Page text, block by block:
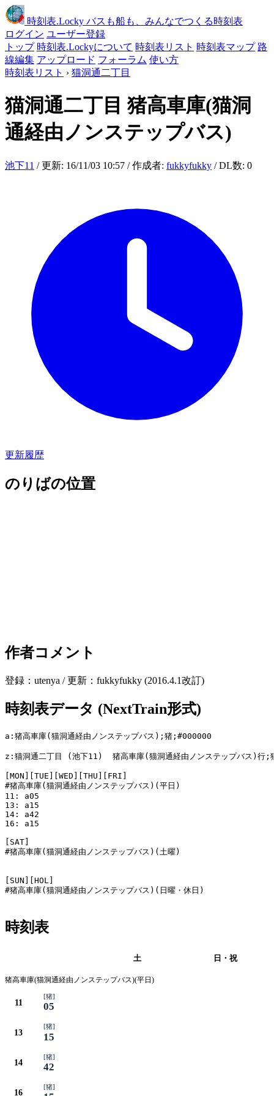
時刻表.Locky バスも船も、みんなでつくる時刻表
ログイン ユーザー登録
トップ 時刻表.Lockyについて 時刻表リスト 時刻表マップ 路
線編集 アップロード フォーラム 使い方
時刻表リスト › 猫洞通二丁目
猫洞通二丁目 猪高車庫(猫洞
通経由ノンステップバス)
池下11 / 更新: 16/11/03 10:57 / 作成者: fukkyfukky / DL数: 0
更新履歴
のりばの位置
作者コメント
登録：utenya / 更新：fukkyfukky (2016.4.1改訂)
時刻表データ (NextTrain形式)
a:猪高車庫(猫洞通経由ノンステップバス);猪;#000000
z:猫洞通二丁目 (池下11)  猪高車庫(猫洞通経由ノンステップバス)行;
[MON][TUE][WED][THU][FRI]
#猪高車庫(猫洞通経由ノンステップバス)(平日)
11: a05
13: a15
14: a42
16: a15
[SAT]
#猪高車庫(猫洞通経由ノンステップバス)(土曜)
[SUN][HOL]
#猪高車庫(猫洞通経由ノンステップバス)(日曜・休日)
時刻表
土 日・祝
猪高車庫(猫洞通経由ノンステップバス)(平日)
11
[猪]
05
13
[猪]
15
14
[猪]
42
16
[猪]